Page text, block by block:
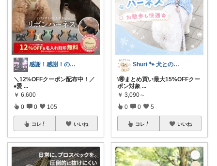
感謝！感謝！のＮＯＡ
＼12%OFFクーポン配布中！／
♦️愛 ...
￥ 6,600
0 0 105
コレ いいね
Shuri 🐾 犬とのんびり暮らし
\🉐まとめ買い最大15%OFFクー
ポン対象 ...
￥ 3,090～
0 0 5
コレ いいね